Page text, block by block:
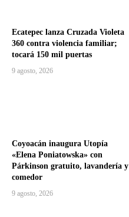
Ecatepec lanza Cruzada Violeta
360 contra violencia familiar;
tocará 150 mil puertas
9 agosto, 2026
Coyoacán inaugura Utopía
«Elena Poniatowska» con
Párkinson gratuito, lavandería y
comedor
9 agosto, 2026